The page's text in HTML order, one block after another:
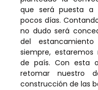
que será puesta a
pocos días.
no dudo será
del
siempre,
de país. Con esta
retomar nuestro
construcción de las